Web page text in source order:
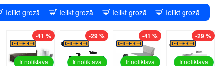
Ielikt grozā Ielikt grozā Ielikt grozā Ielikt grozā
Ir noliktavā
-41 %
Ir noliktavā
-29 %
Ir noliktavā
-41 %
Ir noliktavā
-29 %